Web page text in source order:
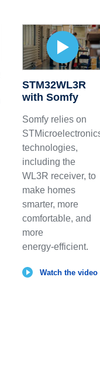
STM32WL3R
with Somfy
Somfy relies on
technologies,
including the
WL3R receiver, to
make homes
smarter, more
comfortable, and
more
energy‑efficient.
Watch the video